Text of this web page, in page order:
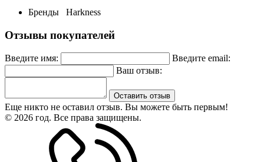
Бренды
Harkness
Отзывы покупателей
Введите имя:
Введите email:
Ваш отзыв:
Оставить отзыв
Еще никто не оставил отзыв. Вы можете быть первым!
© 2026 год. Все права защищены.